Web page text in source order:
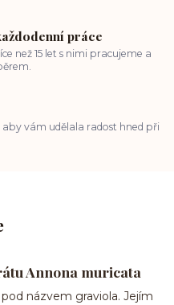
práce
než 15 let s nimi pracujeme a
vám udělala radost hned při
Annona muricata
názvem graviola. Jejím